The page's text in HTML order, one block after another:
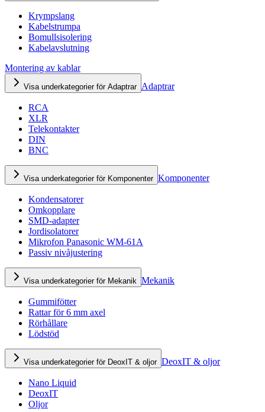
Krympslang
Kabelstrumpa
Bomullsisolering
Kabelavslutning
Montering av kablar
Visa underkategorier för Adaptrar Adaptrar
RCA
XLR
Telekontakter
DIN
BNC
Visa underkategorier för Komponenter Komponenter
Kondensatorer
Omkopplare
SMD-adapter
Jordisolatorer
Mikrofon Panasonic WM-61A
Passiv nivåjustering
Visa underkategorier för Mekanik Mekanik
Gummifötter
Rattar för 6 mm axel
Rörhållare
Lödstöd
Visa underkategorier för DeoxIT & oljor DeoxIT & oljor
Nano Liquid
DeoxIT
Oljor